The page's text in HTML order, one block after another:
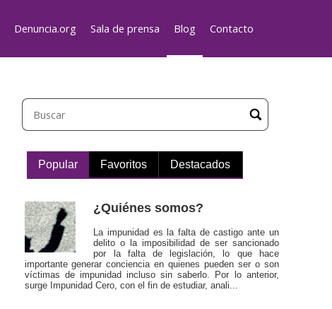
Denuncia.org Sala de prensa Blog Contacto
Popular Favoritos Destacados
¿Quiénes somos?
La impunidad es la falta de castigo ante un
delito o la imposibilidad de ser sancionado
por la falta de legislación, lo que hace
importante generar conciencia en quienes pueden ser o son
víctimas de impunidad incluso sin saberlo. Por lo anterior,
surge Impunidad Cero, con el fin de estudiar, anali...